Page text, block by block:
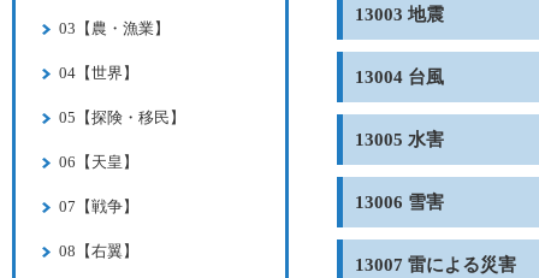
13003 地震
13004 台風
13005 水害
13006 雪害
13007 雷による災害
03【農・漁業】
04【世界】
05【探険・移民】
06【天皇】
07【戦争】
08【右翼】